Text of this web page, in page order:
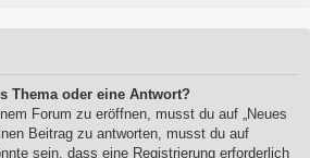
Thema oder eine Antwort?
Forum zu eröffnen, musst du auf „Neues
Beitrag zu antworten, musst du auf
sein, dass eine Registrierung erforderlich